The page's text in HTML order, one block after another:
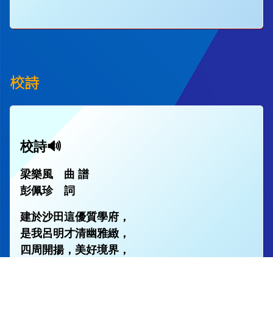
校詩
校詩🔊
梁樂風 曲 譜
彭佩珍 詞
建於沙田這優質學府，
是我呂明才清幽雅緻，
四周開揚，美好境界，